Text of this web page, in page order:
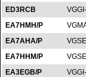
ED3RCB
EA7HMH/P
EA7AHA/P
EA7HHM/P
EA3EGB/P